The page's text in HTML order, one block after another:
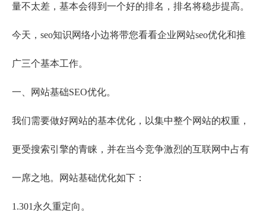
量不太差，基本会得到一个好的排名，排名将稳步提高。
今天，seo知识网络小边将带您看看企业网站seo优化和推
广三个基本工作。
一、网站基础SEO优化。
我们需要做好网站的基本优化，以集中整个网站的权重，
更受搜索引擎的青睐，并在当今竞争激烈的互联网中占有
一席之地。网站基础优化如下：
1.301永久重定向。